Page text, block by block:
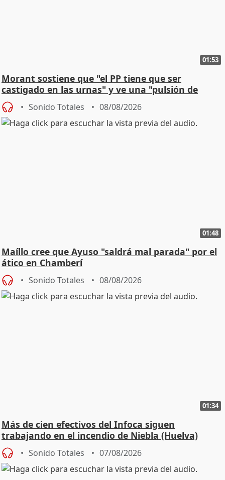
01:53
Morant sostiene que "el PP tiene que ser
castigado en las urnas" y ve una "pulsión de
cambio"
Sonido Totales 08/08/2026
01:48
Maíllo cree que Ayuso "saldrá mal parada" por el
ático en Chamberí
Sonido Totales 08/08/2026
01:34
Más de cien efectivos del Infoca siguen
trabajando en el incendio de Niebla (Huelva)
Sonido Totales 07/08/2026